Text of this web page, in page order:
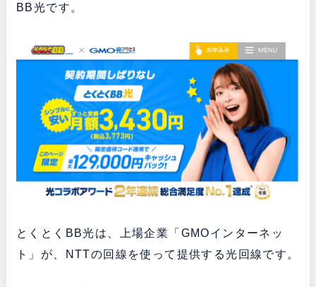
BB光です。
とくとくBB光は、上場企業「GMOインターネッ
ト」が、NTTの回線を使って提供する光回線です。